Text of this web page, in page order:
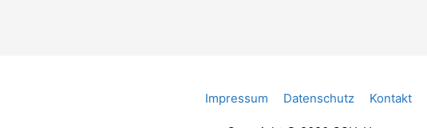
Impressum Datenschutz Kontakt